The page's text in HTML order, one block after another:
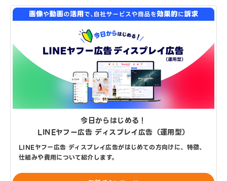
今日からはじめる！
LINEヤフー広告 ディスプレイ広告（運用型）
LINEヤフー広告 ディスプレイ広告がはじめての方向けに、特徴、
仕組みや費用について紹介します。